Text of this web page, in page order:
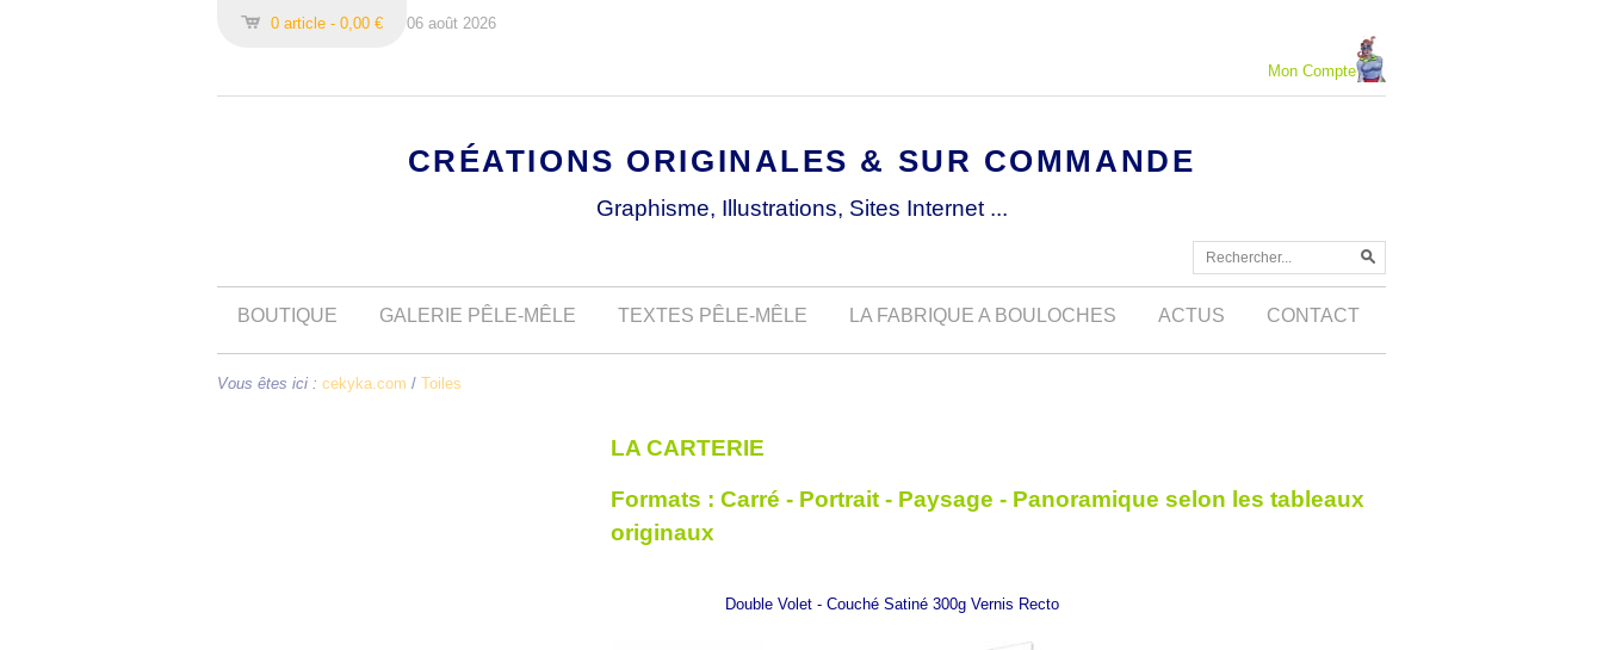
06 août 2026
0 article - 0,00 €
Mon Compte
CRÉATIONS ORIGINALES & SUR COMMANDE
Graphisme, Illustrations, Sites Internet ...
BOUTIQUE GALERIE PÊLE-MÊLE TEXTES PÊLE-MÊLE LA FABRIQUE A BOULOCHES ACTUS CONTACT
Vous êtes ici : cekyka.com / Toiles
LA CARTERIE
Formats : Carré - Portrait - Paysage - Panoramique selon les tableaux
originaux
Double Volet - Couché Satiné 300g Vernis Recto